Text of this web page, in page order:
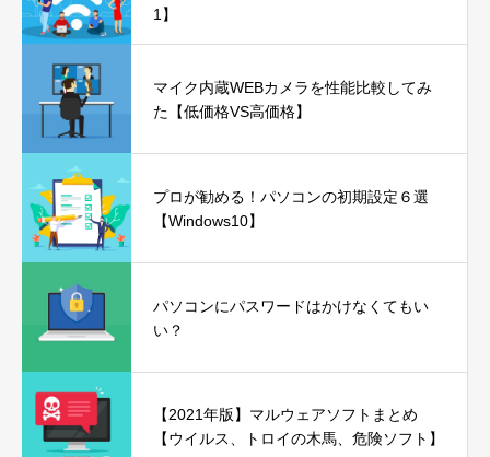
1】
マイク内蔵WEBカメラを性能比較してみ
た【低価格VS高価格】
プロが勧める！パソコンの初期設定６選
【Windows10】
パソコンにパスワードはかけなくてもい
い？
【2021年版】マルウェアソフトまとめ
【ウイルス、トロイの木馬、危険ソフト】